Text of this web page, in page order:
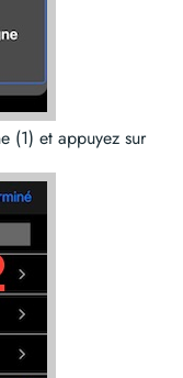
(1) et appuyez sur